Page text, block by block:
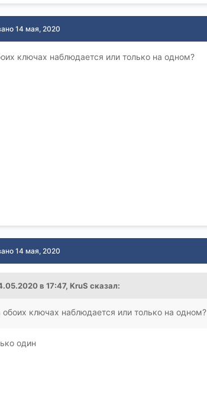
14 мая, 2020
ключах наблюдается или только на одном?
14 мая, 2020
в 17:47, KruS сказал:
обоих ключах наблюдается или только на одном?
один